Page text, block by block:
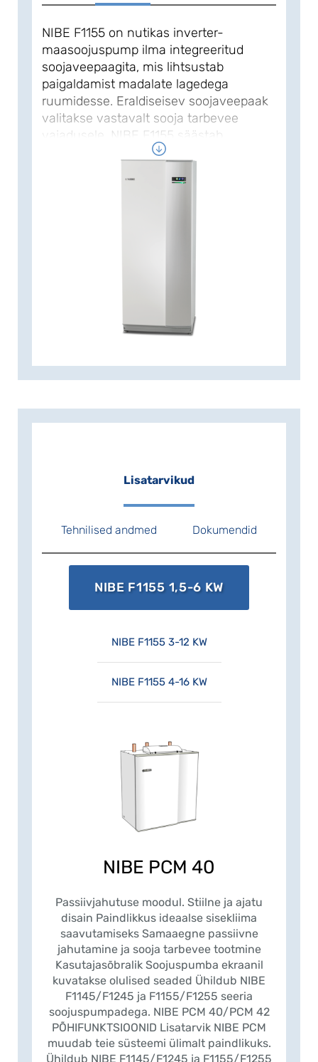
NIBE F1155 on nutikas inverter-
maasoojuspump ilma integreeritud
soojaveepaagita, mis lihtsustab
paigaldamist madalate lagedega
ruumidesse. Eraldiseisev soojaveepaak
valitakse vastavalt sooja tarbevee
vajadusele. NIBE F1155 säästab
küttekulusid, sest suudab automaatselt
on liider invertertehnoloogia
kolmes eri võimsuses: 1,5–6 kW, 3–12 kW
ja 4–16 kW, ning sobib kasutamiseks nii
on teie nutikodu oluliseks osaks. Tõhus
juhtsüsteem reguleerib automaatselt
Lisatarvikud
Tehnilised andmed Dokumendid
NIBE F1155 1,5-6 KW
NIBE F1155 3-12 KW
NIBE F1155 4-16 KW
NIBE PCM 40
Passiivjahutuse moodul. Stiilne ja ajatu
disain Paindlikkus ideaalse sisekliima
saavutamiseks Samaaegne passiivne
jahutamine ja sooja tarbevee tootmine
Kasutajasõbralik Soojuspumba ekraanil
kuvatakse olulised seaded Ühildub NIBE
F1145/F1245 ja F1155/F1255 seeria
soojuspumpadega. NIBE PCM 40/PCM 42
PÕHIFUNKTSIOONID Lisatarvik NIBE PCM
muudab teie süsteemi ülimalt paindlikuks.
Ühildub NIBE F1145/F1245 ja F1155/F1255